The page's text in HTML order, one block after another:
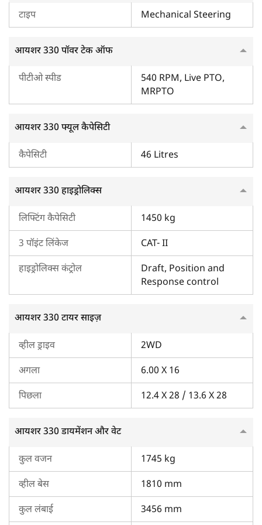
प्रतिद्वंद्वी
के कुछ सीधे प्रतिस्पर्धी हैं।
भारत में आयशर 330 की 2026 में कीमत कितनी है?
भारत में आयशर 330 की कीमत ₹ 5,15,000 से ₹ 5,42,000 (एक्स-
शोरूम*) के बीच है। हालांकि, आपके राज्य में RTO चार्ज, रोड टैक्स,
सब्सिडी एवं अन्य खर्चों के आधार पर इस ट्रैक्टर की ऑन-रोड कीमत अलग-
अलग हो सकती है।
चुनें?
ट्रैक्टरकारवां उन लोगों के लिए एक ही जगह पर सारी जानकारी देने वाला
प्लेटफ़ॉर्म है, जो आयशर 330 ट्रैक्टर मॉडल के बारे में जानना चाहते हैं।
यहाँ, आपट्रैक्टर लोन
से जुड़ी वेरिफ़ाइड जानकारी प्राप्त कर सकते हैं एवं
आयशर 330 की कीमत, स्पेसिफ़िकेशन, फ़ीचर्स एवं बहुत कुछ देख सकते
हैं। अलग-अलग ट्रैक्टर मॉडलों की सीधे तुलना करने के लिए हमारे '
का इस्तेमाल करें। अगर आप बजट-फ्रेंडली विकल्प ढूंढ रहे हैं, तो
आपआयशर के वीडियोभी देख सकते हैं या हमारी वेबसाइट पर लिस्टेड
टाइप Mechanical Steering
आयशर 330 पॉवर टेक ऑफ
पीटीओ स्पीड
540 RPM, Live PTO,
MRPTO
आयशर 330 फ्यूल कैपेसिटी
कैपेसिटी 46 Litres
आयशर 330 हाइड्रोलिक्स
लिफ्टिंग कैपेसिटी 1450 kg
3 पॉइंट लिंकेज CAT- II
हाइड्रोलिक्स कंट्रोल
Draft, Position and
Response control
आयशर 330 टायर साइज़
व्हील ड्राइव 2WD
अगला 6.00 X 16
पिछला 12.4 X 28 / 13.6 X 28
आयशर 330 डायमेंशन और वेट
कुल वजन 1745 kg
व्हील बेस 1810 mm
कुल लंबाई 3456 mm